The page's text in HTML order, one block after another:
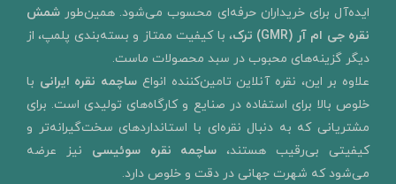
ایده‌آل برای خریداران حرفه‌ای محسوب می‌شود. همین‌طور شمش
نقره جی ام آر (GMR) ترک
، با کیفیت ممتاز و بسته‌بندی پلمپ، از
دیگر گزینه‌های محبوب در سبد محصولات ماست.
علاوه بر این، نقره آنلاین تامین‌کننده انواع ساچمه نقره ایرانی با
خلوص بالا برای استفاده در صنایع و کارگاه‌های تولیدی است. برای
مشتریانی که به دنبال نقره‌ای با استانداردهای سخت‌گیرانه‌تر و
کیفیتی بی‌رقیب هستند، ساچمه نقره سوئیسی نیز عرضه
می‌شود که شهرت جهانی در دقت و خلوص دارد.